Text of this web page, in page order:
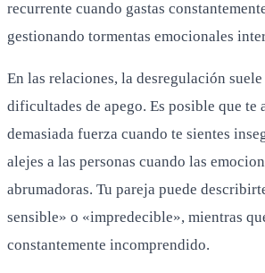
recurrente cuando gastas
gestionando tormentas emocionales
En las relaciones, la desregulación
dificultades de apego. Es posible que te
demasiada fuerza cuando te sientes
alejes a las personas cuando las
abrumadoras. Tu pareja puede
sensible» o «impredecible», mientras
constantemente incomprendido.